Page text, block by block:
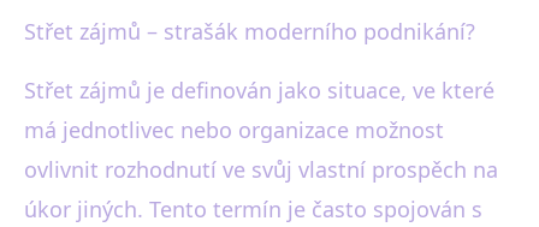
Střet zájmů – strašák moderního podnikání?
Střet zájmů je definován jako situace, ve které
má jednotlivec nebo organizace možnost
ovlivnit rozhodnutí ve svůj vlastní prospěch na
úkor jiných. Tento termín je často spojován s